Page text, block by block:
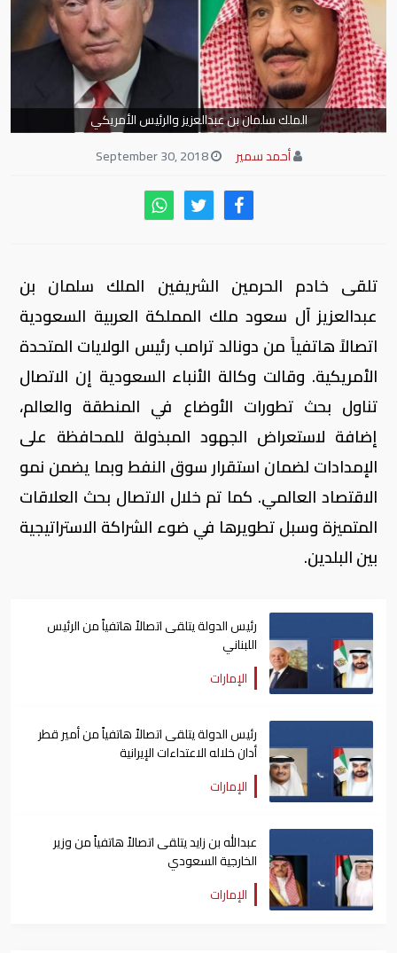
الملك سلمان بن عبدالعزيز والرئيس الأمريكي
أحمد سمير
September 30, 2018
تلقى خادم الحرمين الشريفين الملك سلمان بن
عبدالعزيز آل سعود ملك المملكة العربية السعودية
اتصالاً هاتفياً من دونالد ترامب رئيس الولايات المتحدة
الأمريكية. وقالت وكالة الأنباء السعودية إن الاتصال
تناول بحث تطورات الأوضاع في المنطقة والعالم،
إضافة لاستعراض الجهود المبذولة للمحافظة على
الإمدادات لضمان استقرار سوق النفط وبما يضمن نمو
الاقتصاد العالمي. كما تم خلال الاتصال بحث العلاقات
المتميزة وسبل تطويرها في ضوء الشراكة الاستراتيجية
بين البلدين.
رئيس الدولة يتلقى اتصالاً هاتفياً من الرئيس
اللبناني
الإمارات
رئيس الدولة يتلقى اتصالاً هاتفياً من أمير قطر
أدان خلاله الاعتداءات الإيرانية
الإمارات
عبدالله بن زايد يتلقى اتصالاً هاتفياً من وزير
الخارجية السعودي
الإمارات